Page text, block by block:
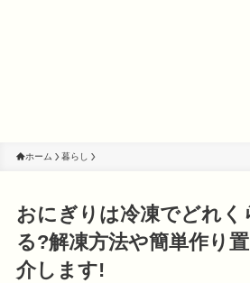
ホーム 暮らし
おにぎりは冷凍でどれく
る?解凍方法や簡単作り
介します!